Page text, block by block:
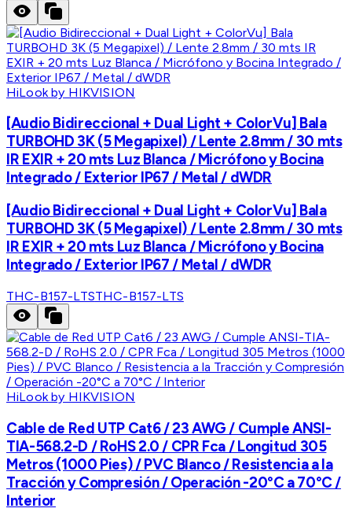
HiLook by HIKVISION
[Audio Bidireccional + Dual Light + ColorVu] Bala
TURBOHD 3K (5 Megapixel) / Lente 2.8mm / 30 mts
IR EXIR + 20 mts Luz Blanca / Micrófono y Bocina
Integrado / Exterior IP67 / Metal / dWDR
[Audio Bidireccional + Dual Light + ColorVu] Bala
TURBOHD 3K (5 Megapixel) / Lente 2.8mm / 30 mts
IR EXIR + 20 mts Luz Blanca / Micrófono y Bocina
Integrado / Exterior IP67 / Metal / dWDR
THC-B157-LTSTHC-B157-LTS
HiLook by HIKVISION
Cable de Red UTP Cat6 / 23 AWG / Cumple ANSI-
TIA-568.2-D / RoHS 2.0 / CPR Fca / Longitud 305
Metros (1000 Pies) / PVC Blanco / Resistencia a la
Tracción y Compresión / Operación -20°C a 70°C /
Interior